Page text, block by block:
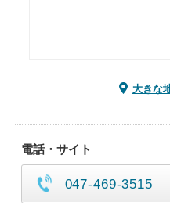
大きな
電話・サイト
047-469-3515